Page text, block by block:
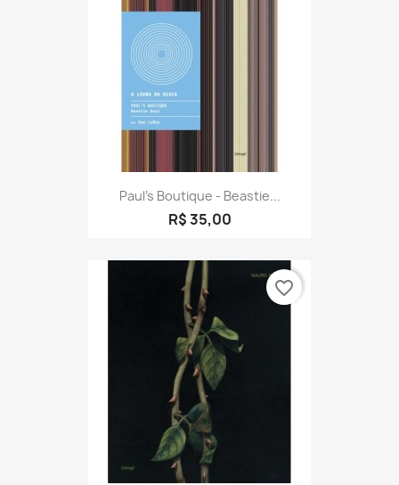
Paul's Boutique - Beastie...
R$ 35,00
favorite_border